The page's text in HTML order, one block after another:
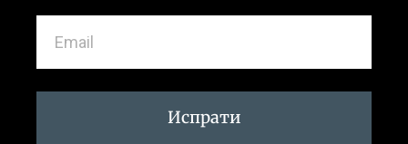
Испрати